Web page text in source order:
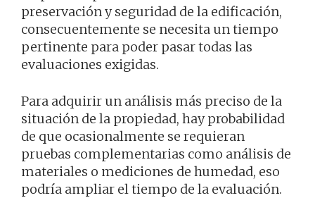
preservación y seguridad de la edificación,
consecuentemente se necesita un tiempo
pertinente para poder pasar todas las
evaluaciones exigidas.
Para adquirir un análisis más preciso de la
situación de la propiedad, hay probabilidad
de que ocasionalmente se requieran
pruebas complementarias como análisis de
materiales o mediciones de humedad, eso
podría ampliar el tiempo de la evaluación.